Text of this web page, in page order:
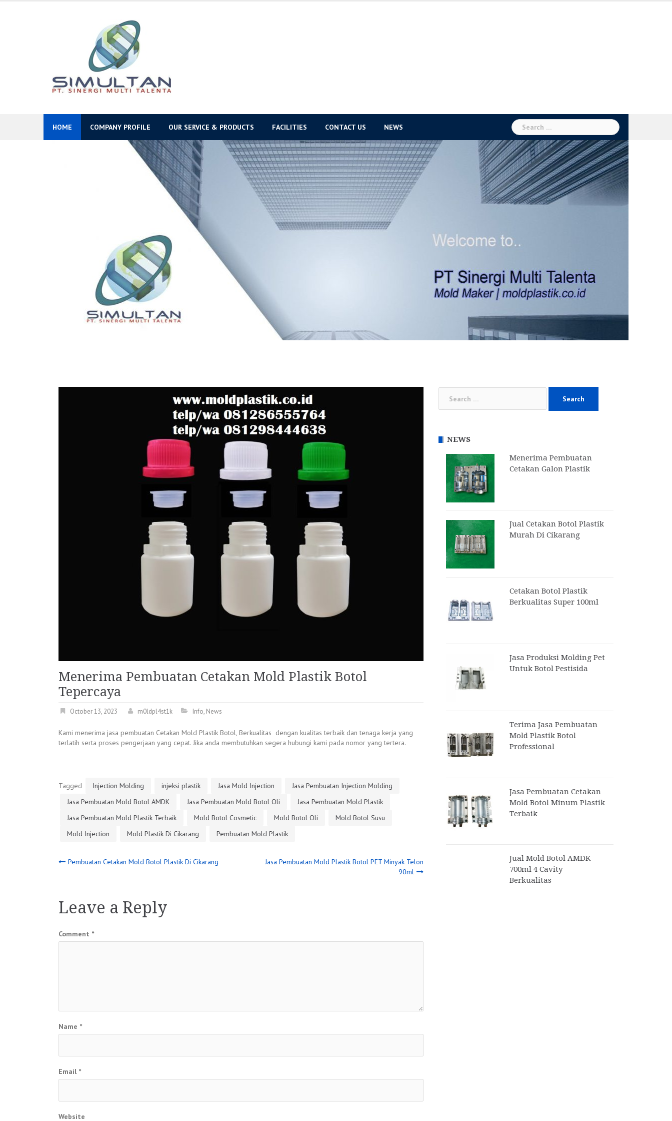
HOME COMPANY PROFILE OUR SERVICE & PRODUCTS FACILITIES CONTACT US NEWS
Search
for:
Menerima Pembuatan Cetakan Mold Plastik Botol
Tepercaya
October 13, 2023 m0ldpl4st1k Info, News
Kami menerima jasa pembuatan Cetakan Mold Plastik Botol, Berkualitas dengan kualitas terbaik dan tenaga kerja yang
terlatih serta proses pengerjaan yang cepat. Jika anda membutuhkan segera hubungi kami pada nomor yang tertera.
Tagged Injection Molding injeksi plastik Jasa Mold Injection
Jasa Pembuatan Injection Molding
Jasa Pembuatan Mold Botol AMDK
Jasa Pembuatan Mold Botol Oli
Jasa Pembuatan Mold Plastik
Jasa Pembuatan Mold Plastik Terbaik
Mold Botol Cosmetic Mold Botol Oli
Mold Botol Susu
Mold Injection
Mold Plastik Di Cikarang Pembuatan Mold Plastik
Post
Pembuatan Cetakan Mold Botol Plastik Di Cikarang
Jasa Pembuatan Mold Plastik Botol PET Minyak Telon
90ml
Leave a Reply
Comment *
Name *
Email *
Website
NEWS
Menerima Pembuatan
Cetakan Galon Plastik
Jual Cetakan Botol Plastik
Murah Di Cikarang
Cetakan Botol Plastik
Berkualitas Super 100ml
Jasa Produksi Molding Pet
Untuk Botol Pestisida
Terima Jasa Pembuatan
Mold Plastik Botol
Professional
Jasa Pembuatan Cetakan
Mold Botol Minum Plastik
Terbaik
Jual Mold Botol AMDK
700ml 4 Cavity
Berkualitas